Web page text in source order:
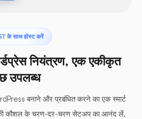
के साथ होस्ट करें
नियंत्रण, एक एकीकृत
उपलब्ध
बनाने और प्रबंधित करने का एक स्मार्ट
कौशल के चरण-दर-चरण सेटअप का आनंद लें,